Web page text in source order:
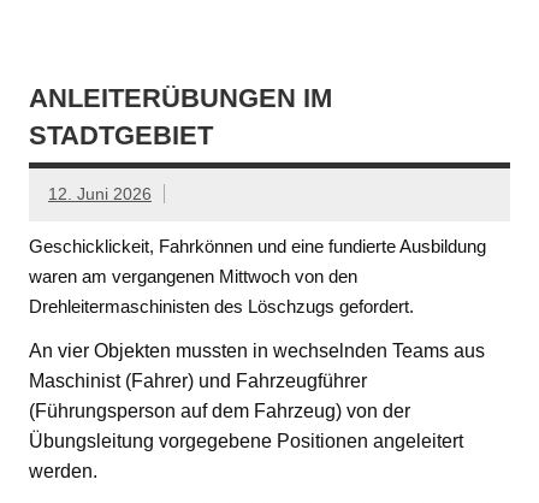
ANLEITERÜBUNGEN IM
STADTGEBIET
12. Juni 2026
Geschicklickeit, Fahrkönnen und eine fundierte Ausbildung
waren am vergangenen Mittwoch von den
Drehleitermaschinisten des Löschzugs gefordert.
An vier Objekten mussten in wechselnden Teams aus
Maschinist (Fahrer) und Fahrzeugführer
(Führungsperson auf dem Fahrzeug) von der
Übungsleitung vorgegebene Positionen angeleitert
werden.